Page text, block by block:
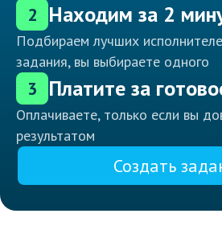
2 Находим за 2
Подбираем лучших
задания, вы выбираете одного
3 Платите за
Оплачиваете, только если вы
результатом
Создать